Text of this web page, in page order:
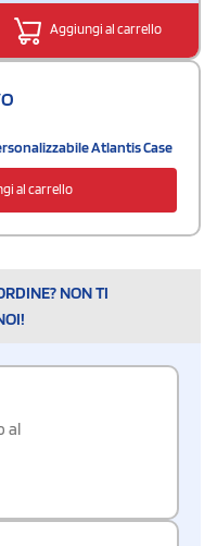
Aggiungi al carrello
Atlantis Case
al carrello
NON TI
al